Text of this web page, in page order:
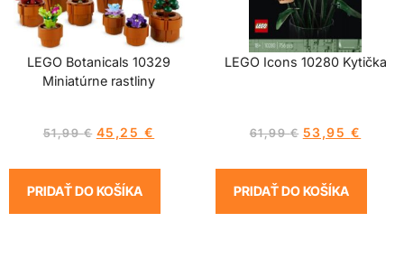
LEGO Botanicals 10329
Miniatúrne rastliny
51,99€ 45,25 €
PRIDAŤ DO KOŠÍKA
LEGO Icons 10280 Kytička
61,99€ 53,95 €
PRIDAŤ DO KOŠÍKA